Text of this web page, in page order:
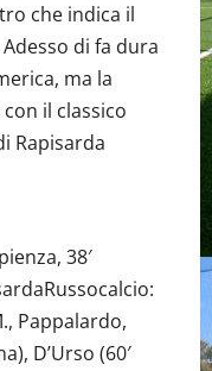
che indica il
di fa dura
ma la
il classico
Rapisarda
38′
Pappalardo,
D’Urso (60′